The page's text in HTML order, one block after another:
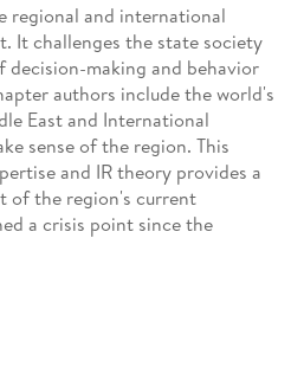
regional and international
It challenges the state society
decision-making and behavior
authors include the world's
East and International
sense of the region. This
and IR theory provides a
of the region's current
a crisis point since the
region attracts significant
approach in IR